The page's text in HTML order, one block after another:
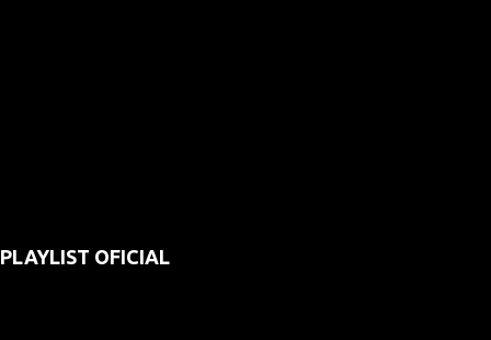
PLAYLIST OFICIAL